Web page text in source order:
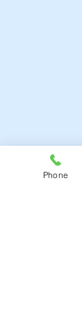
Phone